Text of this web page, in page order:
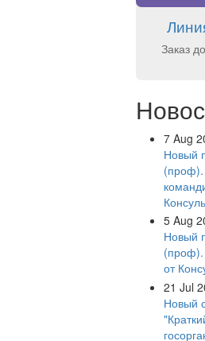
Заказ
7 Aug
Новый
5 Aug
Новый
(проф).
от
21 Jul
Новый